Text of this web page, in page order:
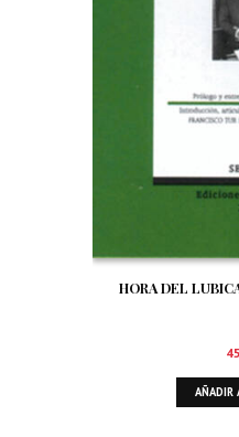
HORA DEL
AÑADIR